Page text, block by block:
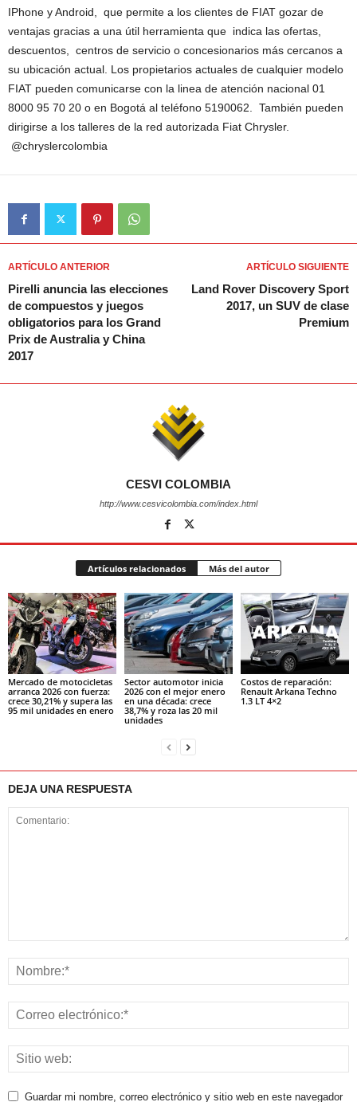
IPhone y Android, que permite a los clientes de FIAT gozar de
ventajas gracias a una útil herramienta que indica las ofertas,
descuentos, centros de servicio o concesionarios más cercanos a
su ubicación actual. Los propietarios actuales de cualquier modelo
FIAT pueden comunicarse con la linea de atención nacional 01
8000 95 70 20 o en Bogotá al teléfono 5190062. También pueden
dirigirse a los talleres de la red autorizada Fiat Chrysler.
@chryslercolombia
ARTÍCULO ANTERIOR
Pirelli anuncia las elecciones
de compuestos y juegos
obligatorios para los Grand
Prix de Australia y China
2017
ARTÍCULO SIGUIENTE
Land Rover Discovery Sport
2017, un SUV de clase
Premium
CESVI COLOMBIA
http://www.cesvicolombia.com/index.html
Artículos relacionados Más del autor
Mercado de motocicletas
arranca 2026 con fuerza:
crece 30,21% y supera las
95 mil unidades en enero
Sector automotor inicia
2026 con el mejor enero
en una década: crece
38,7% y roza las 20 mil
unidades
Costos de reparación:
Renault Arkana Techno
1.3 LT 4×2
DEJA UNA RESPUESTA
Guardar mi nombre, correo electrónico y sitio web en este navegador